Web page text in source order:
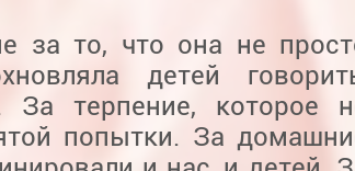
за то, что она не
детей
За терпение, которое
попытки. За